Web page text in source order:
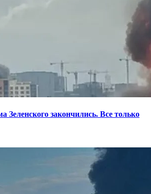
Зеленского закончились. Все только